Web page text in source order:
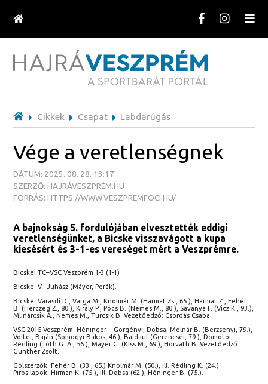
Cikkek Csapat Labdarúgás
Vége a veretlenségnek
DÁTUM: 2025. 08. 28. 13:17
SZERZŐ: HAJRÁVESZPRÉM.HU
FORRÁS: HTTPS://WWW.VESZPREMFOCI.HU/
A bajnokság 5. fordulójában elvesztették eddigi
veretlenségünket, a Bicske visszavágott a kupa
kiesésért és 3-1-es vereséget mért a Veszprémre.
Bicskei TC–VSC Veszprém 1-3 (1-1)
Bicske. V.: Juhász (Máyer, Perák).
Bicske: Varasdi D., Varga M., Knolmár M. (Harmat Zs., 65.), Harmat Z., Fehér
B. (Herczeg Z., 80.), Király P., Pócs B. (Nemes M., 80.), Savanya F. (Vicz K., 93.),
Mlinárcsik Á., Nemes M., Turcsik B. Vezetőedző: Csordás Csaba.
VSC 2015 Veszprém: Héninger – Görgényi, Dobsa, Molnár B. (Berzsenyi, 79.),
Volter, Baján (Somogyi-Bakos, 46.), Baldauf (Gerencsér, 79.), Dömötör,
Rédling (Tóth G. Á., 56.), Mayer G. (Kiss M., 69.), Horváth B. Vezetőedző:
Gunther Zsolt.
Gólszerzők: Fehér B. (33., 65.) Knolmár M. (50.), ill. Rédling K. (24.)
Piros lapok: Hirman K. (75.), ill. Dobsa (62.), Héninger B. (75.).